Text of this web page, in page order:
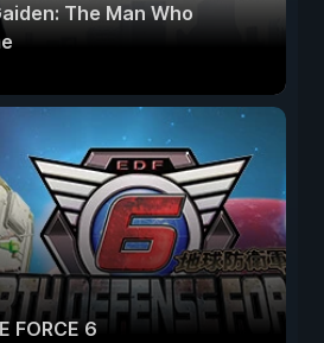
The Man Who
FORCE 6